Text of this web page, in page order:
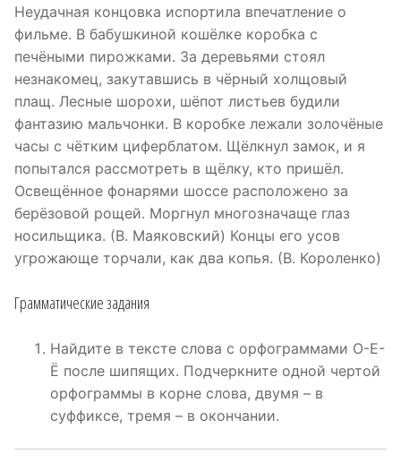
Неудачная концовка испортила впечатление о
фильме. В бабушкиной кошёлке коробка с
печёными пирожками. За деревьями стоял
незнакомец, закутавшись в чёрный холщовый
плащ. Лесные шорохи, шёпот листьев будили
фантазию мальчонки. В коробке лежали золочёные
часы с чётким циферблатом. Щёлкнул замок, и я
попытался рассмотреть в щёлку, кто пришёл.
Освещённое фонарями шоссе расположено за
берёзовой рощей. Моргнул многозначаще глаз
носильщика. (В. Маяковский) Концы его усов
угрожающе торчали, как два копья. (В. Короленко)
Грамматические задания
Найдите в тексте слова с орфограммами О-Е-
Ё после шипящих. Подчеркните одной чертой
орфограммы в корне слова, двумя – в
суффиксе, тремя – в окончании.